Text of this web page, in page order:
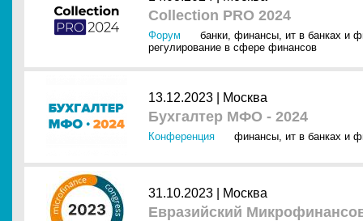
Collection PRO 2024
Форум банки, финансы, ит в банках и
регулирование в сфере финансов
13.12.2023 | Москва
Бухгалтер МФО - 2024
Конференция финансы, ит в банках и
31.10.2023 | Москва
Евразийский